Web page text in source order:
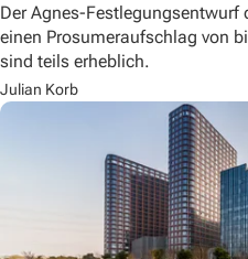
Der Agnes-
einen Prosumeraufschlag von
sind teils erheblich.
Julian Korb